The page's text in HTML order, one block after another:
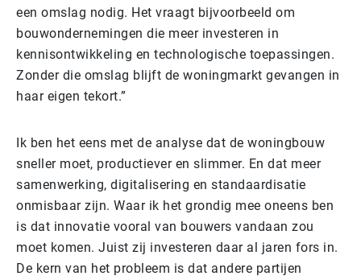
een omslag nodig. Het vraagt bijvoorbeeld om
bouwondernemingen die meer investeren in
kennisontwikkeling en technologische toepassingen.
Zonder die omslag blijft de woningmarkt gevangen in
haar eigen tekort.”
Ik ben het eens met de analyse dat de woningbouw
sneller moet, productiever en slimmer. En dat meer
samenwerking, digitalisering en standaardisatie
onmisbaar zijn. Waar ik het grondig mee oneens ben
is dat innovatie vooral van bouwers vandaan zou
moet komen. Juist zij investeren daar al jaren fors in.
De kern van het probleem is dat andere partijen